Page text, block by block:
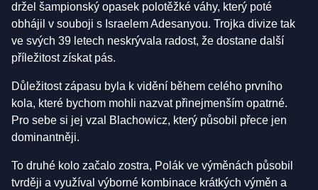
držel šampionský opasek polotěžké váhy, který poté
obhájil v souboji s Israelem Adesanyou. Trojka divize tak
ve svých 39 letech neskrývala radost, že dostane další
příležitost získat pás.
Důležitost zápasu byla k vidění během celého prvního
kola, které bychom mohli nazvat přinejmenším opatrné.
Pro sebe si jej vzal Blachowicz, který působil přece jen
dominantněji.
To druhé kolo začalo zostra, Polák ve výměnách působil
tvrději a využíval výborné kombinace krátkých výměn a